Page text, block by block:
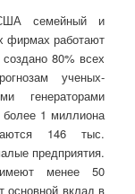
семейный и
фирмах работают
80% всех
ученых-
генераторами
1 миллиона
146 тыс.
предприятия.
менее 50
основной вклад в